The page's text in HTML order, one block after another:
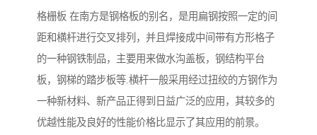
格栅板 在南方是钢格板的别名，是用扁钢按照一定的间
距和横杆进行交叉排列，并且焊接成中间带有方形格子
的一种钢铁制品，主要用来做水沟盖板，钢结构平台
板，钢梯的踏步板等.横杆一般采用经过扭绞的方钢作为
一种新材料、新产品正得到日益广泛的应用，其较多的
优越性能及良好的性能价格比显示了其应用的前景。